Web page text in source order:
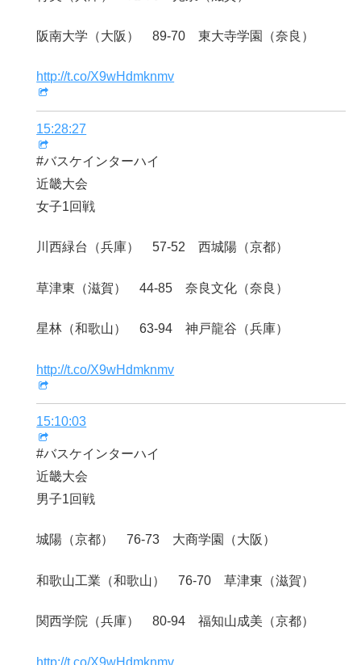
阪南大学（大阪） 89-70 東大寺学園（奈良）
http://t.co/X9wHdmknmv
15:28:27
#バスケインターハイ
近畿大会
女子1回戦
川西緑台（兵庫） 57-52 西城陽（京都）
草津東（滋賀） 44-85 奈良文化（奈良）
星林（和歌山） 63-94 神戸龍谷（兵庫）
http://t.co/X9wHdmknmv
15:10:03
#バスケインターハイ
近畿大会
男子1回戦
城陽（京都） 76-73 大商学園（大阪）
和歌山工業（和歌山） 76-70 草津東（滋賀）
関西学院（兵庫） 80-94 福知山成美（京都）
http://t.co/X9wHdmknmv